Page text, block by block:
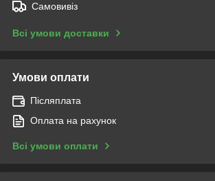
Самовивіз
Всі умови доставки
Умови оплати
Післяплата
Оплата на рахунок
Всі умови оплати